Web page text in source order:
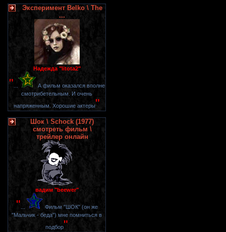
Эксперимент Belko \ The
...
Надежда "litota2"
"
А фильм оказался вполне
смотрибетельным. И очень
напряженным. Хорошие актеры"
Шок \ Schock (1977)
смотреть фильм \
трейлер онлайн
вадим "beewer"
"
Фильм "ШОК" (он же
"Мальчик - беда") мне помниться в
подбор"